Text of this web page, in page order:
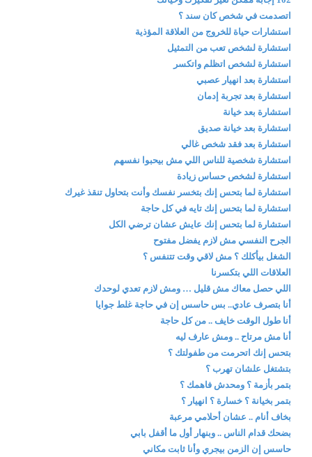
اتصدمت في شخص كان سند ؟
استشارات حياة للخروج من العلاقة المؤذية
استشارة لشخص تعب من التمثيل
استشارة لشخص اتظلم واتكسر
استشارة بعد انهيار عصبي
استشارة بعد تجربة إدمان
استشارة بعد خيانة
استشارة بعد خيانة صديق
استشارة بعد فقد شخص غالي
استشارة شخصية للناس اللي مش بيحبوا نفسهم
استشارة لشخص حساس زيادة
استشارة لما بتحس إنك بتخسر نفسك وأنت بتحاول تنقذ غيرك
استشارة لما بتحس إنك تايه في كل حاجة
استشارة لما بتحس إنك عايش عشان ترضي الكل
الجرح النفسي مش لازم يفضل مفتوح
الشغل بيأكلك ؟ مش لاقي وقت تتنفس ؟
العلاقات اللي بتكسرنا
اللي حصل معاك مش قليل … ومش لازم تعدي لوحدك
أنا بتصرف عادي.. بس حاسس إن في حاجة غلط جوايا
أنا طول الوقت خايف .. من كل حاجة
أنا مش مرتاح .. ومش عارف ليه
بتحس إنك اتحرمت من طفولتك ؟
بتشتغل علشان تهرب ؟
بتمر بأزمة ؟ ومحدش فاهمك ؟
بتمر بخيانة ؟ خسارة ؟ انهيار ؟
بخاف أنام .. عشان أحلامي مرعبة
بضحك قدام الناس .. وبنهار أول ما أقفل بابي
حاسس إن الزمن بيجري وأنا ثابت مكاني